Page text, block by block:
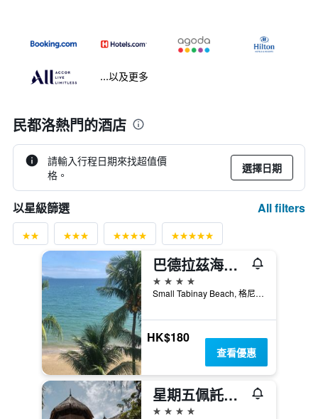
...以及更多
民都洛熱門的酒店
請輸入行程日期來找超值價
格。
選擇日期
以星級篩選 All filters
巴德拉茲海灘度假村 - 加利拉港
4星級
Small Tabinay Beach, 格尼拉港, 菲律賓
HK$180
查看優惠
星期五佩託加勒拉度假村
4星級